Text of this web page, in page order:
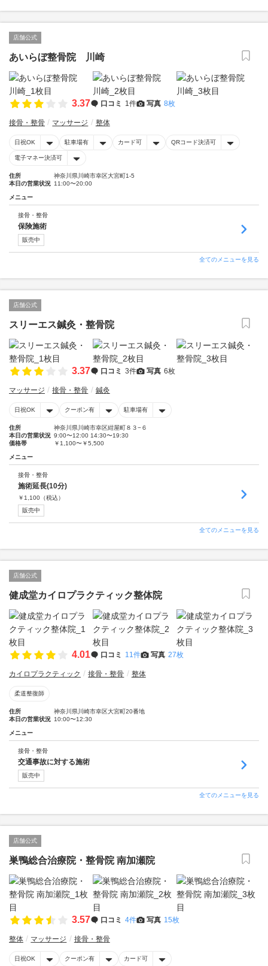
店舗公式
あいらぼ整骨院 川崎
3.37 口コミ 1件 写真 8枚
接骨・整骨 マッサージ 整体
日祝OK 駐車場有 カード可 QRコード決済可
電子マネー決済可
住所
神奈川県川崎市幸区大宮町1-5
本日の営業状況 11:00〜20:00
メニュー
接骨・整骨
保険施術
販売中
全てのメニューを見る
店舗公式
スリーエス鍼灸・整骨院
3.37 口コミ 3件 写真 6枚
マッサージ 接骨・整骨 鍼灸
日祝OK クーポン有 駐車場有
住所
神奈川県川崎市幸区紺屋町８３−６
本日の営業状況 9:00〜12:00 14:30〜19:30
価格帯
￥1,100〜￥5,500
メニュー
接骨・整骨
施術延長(10分)
￥ 1,100 （税込）
販売中
全てのメニューを見る
店舗公式
健成堂カイロプラクティック整体院
4.01 口コミ 11件 写真 27枚
カイロプラクティック 接骨・整骨 整体
柔道整復師
住所
神奈川県川崎市幸区大宮町20番地
本日の営業状況 10:00〜12:30
メニュー
接骨・整骨
交通事故に対する施術
販売中
全てのメニューを見る
店舗公式
巣鴨総合治療院・整骨院 南加瀬院
3.57 口コミ 4件 写真 15枚
整体 マッサージ 接骨・整骨
日祝OK クーポン有 カード可